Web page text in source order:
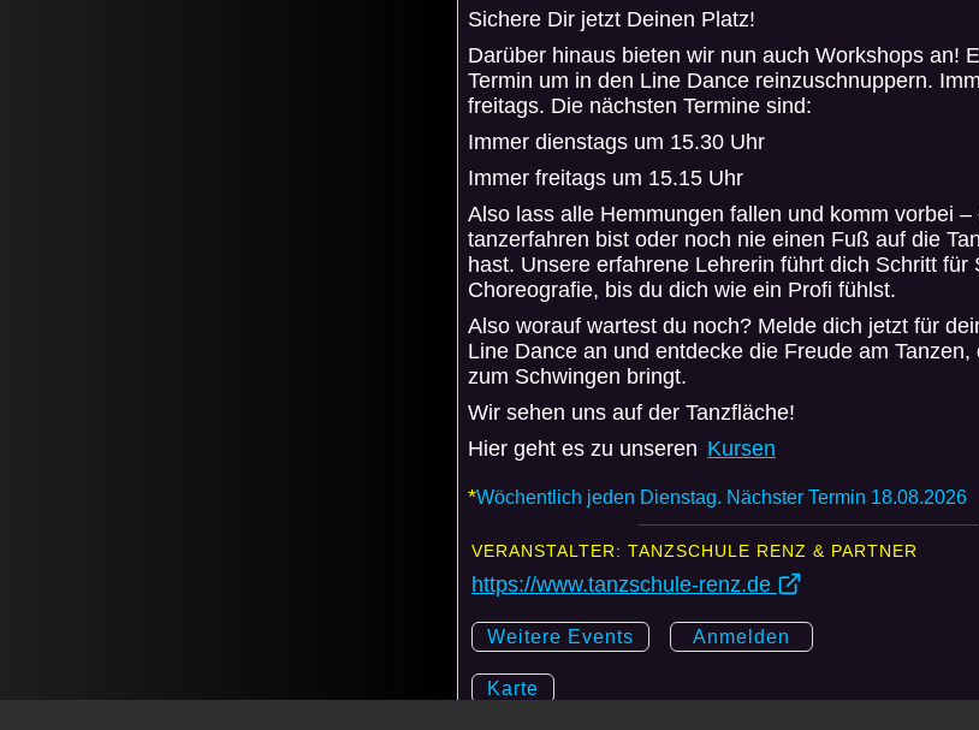
Sichere Dir jetzt Deinen Platz!
Darüber hinaus bieten wir nun auch Workshops an!
Termin um in den Line Dance reinzuschnuppern.
freitags. Die nächsten Termine sind:
Immer dienstags um 15.30 Uhr
Immer freitags um 15.15 Uhr
Also lass alle Hemmungen fallen und komm vorbei –
tanzerfahren bist oder noch nie einen Fuß auf die
hast. Unsere erfahrene Lehrerin führt dich Schritt für
Choreografie, bis du dich wie ein Profi fühlst.
Also worauf wartest du noch? Melde dich jetzt für
Line Dance an und entdecke die Freude am Tanzen,
zum Schwingen bringt.
Wir sehen uns auf der Tanzfläche!
Hier geht es zu unseren Kursen
*Wöchentlich jeden Dienstag. Nächster Termin 18.08.2026
VERANSTALTER: TANZSCHULE RENZ & PARTNER
https://www.tanzschule-renz.de
Weitere Events Anmelden
Karte